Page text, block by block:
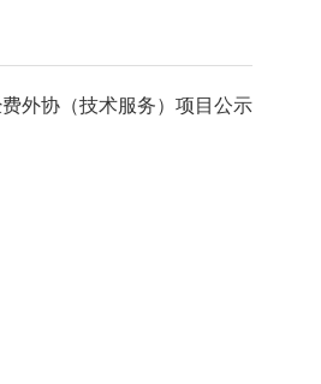
外协（技术服务）项目公示